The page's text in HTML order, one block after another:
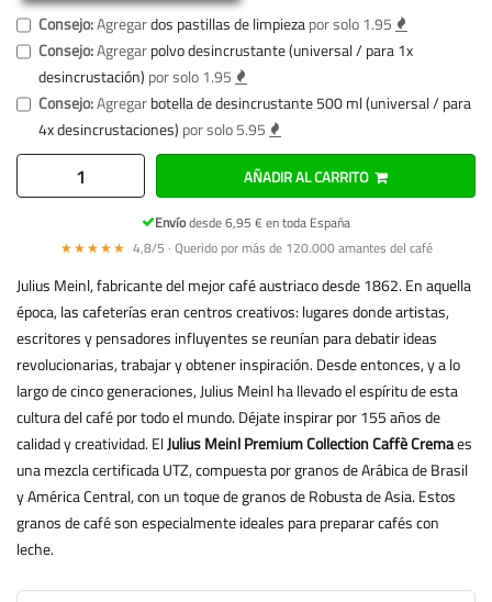
Consejo:Agregardos pastillas de limpiezapor solo 1.95
Consejo:Agregarpolvo desincrustante (universal / para 1x
desincrustación) por solo 1.95
Consejo:Agregarbotella de desincrustante 500 ml (universal / para
4x desincrustaciones) por solo 5.95
AÑADIR AL CARRITO
Envíodesde 6,95 € en toda España
★★★★★ 4,8/5 · Querido por más de 120.000 amantes del café
Julius Meinl, fabricante del mejor café austriaco desde 1862. En aquella
época, las cafeterías eran centros creativos: lugares donde artistas,
escritores y pensadores influyentes se reunían para debatir ideas
revolucionarias, trabajar y obtener inspiración. Desde entonces, y a lo
largo de cinco generaciones, Julius Meinl ha llevado el espíritu de esta
cultura del café por todo el mundo. Déjate inspirar por 155 años de
calidad y creatividad. ElJulius Meinl Premium Collection Caffè Cremaes
una mezcla certificada UTZ, compuesta por granos de Arábica de Brasil
y América Central, con un toque de granos de Robusta de Asia. Estos
granos de café son especialmente ideales para preparar cafés con
leche.